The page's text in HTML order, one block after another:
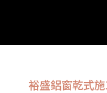
裕盛鋁窗乾式